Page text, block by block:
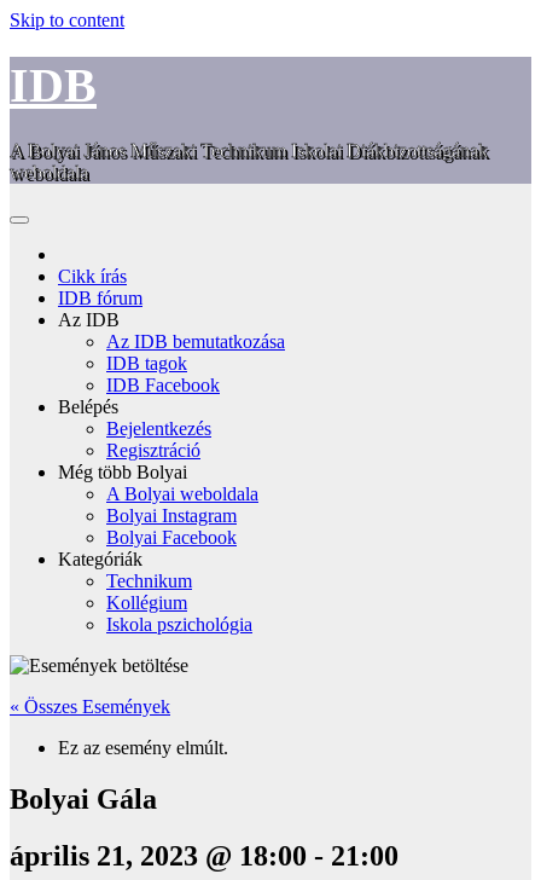
Skip to content
IDB
A Bolyai János Műszaki Technikum Iskolai Diákbizottságának
weboldala
Cikk írás
IDB fórum
Az IDB
Az IDB bemutatkozása
IDB tagok
IDB Facebook
Belépés
Bejelentkezés
Regisztráció
Még több Bolyai
A Bolyai weboldala
Bolyai Instagram
Bolyai Facebook
Kategóriák
Technikum
Kollégium
Iskola pszichológia
« Összes Események
Ez az esemény elmúlt.
Bolyai Gála
április 21, 2023 @ 18:00 - 21:00